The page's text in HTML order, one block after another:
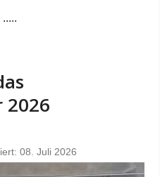
2026
08. Juli 2026